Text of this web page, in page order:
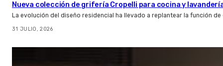
Nueva colección de grifería Cropelli para cocina y
La evolución del diseño residencial ha llevado a replantear la función
31 JULIO, 2026